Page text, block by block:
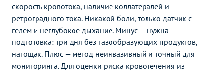
скорость кровотока, наличие коллатералей и
ретроградного тока. Никакой боли, только датчик с
гелем и неглубокое дыхание. Минус — нужна
подготовка: три дня без газообразующих продуктов,
натощак. Плюс — метод неинвазивный и точный для
мониторинга. Для оценки риска кровотечения из